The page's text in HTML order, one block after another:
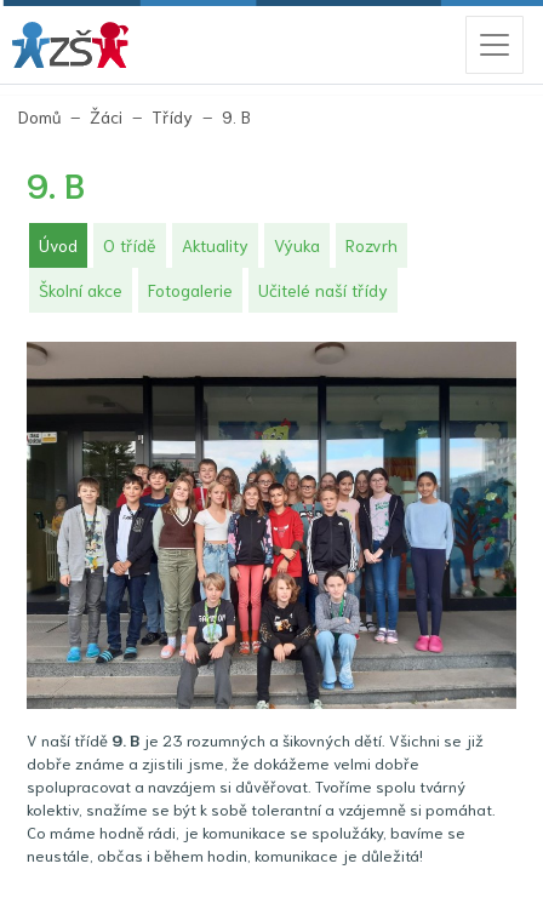
Domů Žáci Třídy 9. B
9. B
Úvod (aktuální)
O třídě Aktuality Výuka Rozvrh
Školní akce Fotogalerie Učitelé naší třídy
V naší třídě 9 . B je 23 rozumných a šikovných dětí. Všichni se již
dobře známe a zjistili jsme, že dokážeme velmi dobře
spolupracovat a navzájem si důvěřovat. Tvoříme spolu tvárný
kolektiv, snažíme se být k sobě tolerantní a vzájemně si pomáhat.
Co máme hodně rádi, je komunikace se spolužáky, bavíme se
neustále, občas i během hodin, komunikace je důležitá!